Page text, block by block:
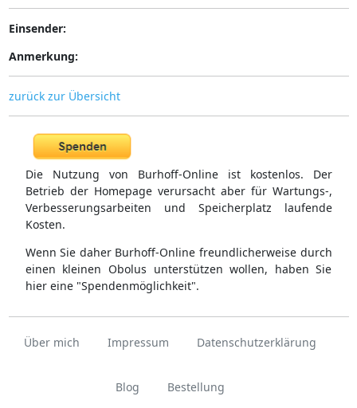
Einsender:
Anmerkung:
zurück zur Übersicht
Die Nutzung von Burhoff-Online ist kostenlos. Der
Betrieb der Homepage verursacht aber für Wartungs-,
Verbesserungsarbeiten und Speicherplatz laufende
Kosten.
Wenn Sie daher Burhoff-Online freundlicherweise durch
einen kleinen Obolus unterstützen wollen, haben Sie
hier eine "Spendenmöglichkeit".
Über mich Impressum Datenschutzerklärung
Blog Bestellung